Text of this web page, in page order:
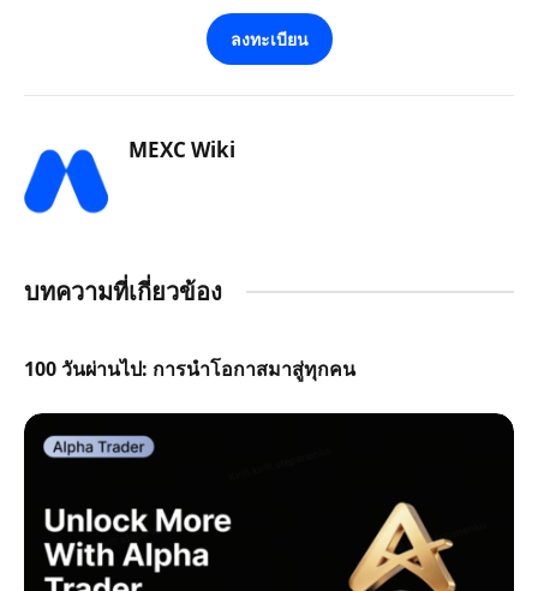
ลงทะเบียน
MEXC Wiki
บทความที่เกี่ยวข้อง
100 วันผ่านไป: การนำโอกาสมาสู่ทุกคน